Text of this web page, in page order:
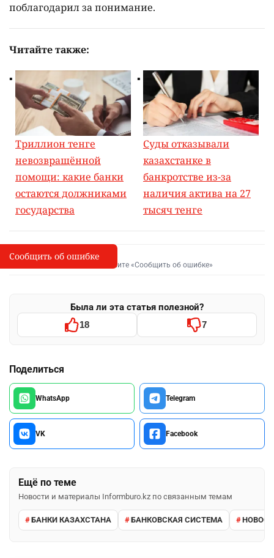
поблагодарил за понимание.
Читайте также:
Триллион тенге
невозвращённой
помощи: какие банки
остаются должниками
государства
Суды отказывали
казахстанке в
банкротстве из-за
наличия актива на 27
тысяч тенге
I
Сообщить об опечатке
Выделите фрагмент и нажмите «Сообщить об ошибке»
Была ли эта статья полезной?
18 7
Поделиться
WhatsApp Telegram
VK Facebook
Ещё по теме
Новости и материалы Informburo.kz по связанным темам
БАНКИ КАЗАХСТАНА БАНКОВСКАЯ СИСТЕМА
Сообщить об ошибке